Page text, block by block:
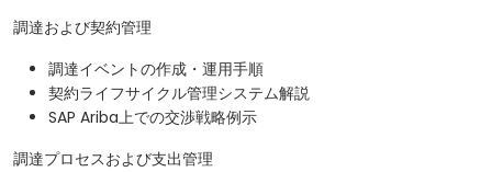
調達および契約管理
調達イベントの作成・運用手順
契約ライフサイクル管理システム解説
SAP Ariba上での交渉戦略例示
調達プロセスおよび支出管理